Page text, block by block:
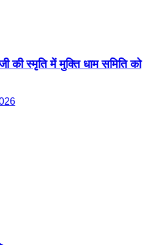
की स्मृति में मुक्ति धाम समिति को